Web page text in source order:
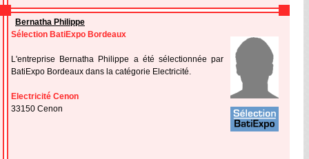
Bernatha Philippe
Sélection BatiExpo Bordeaux
L'entreprise Bernatha Philippe a été sélectionnée par
BatiExpo Bordeaux dans la catégorie Electricité.
Electricité Cenon
33150 Cenon